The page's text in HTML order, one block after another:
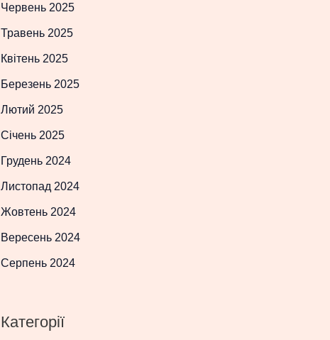
Червень 2025
Травень 2025
Квітень 2025
Березень 2025
Лютий 2025
Січень 2025
Грудень 2024
Листопад 2024
Жовтень 2024
Вересень 2024
Серпень 2024
Категорії